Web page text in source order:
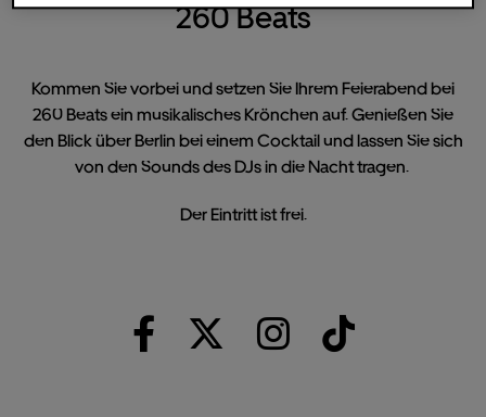
260 Beats
Kommen Sie vorbei und setzen Sie Ihrem Feierabend bei
260 Beats ein musikalisches Krönchen auf. Genießen Sie
den Blick über Berlin bei einem Cocktail und lassen Sie sich
von den Sounds des DJs in die Nacht tragen.
Der Eintritt ist frei.